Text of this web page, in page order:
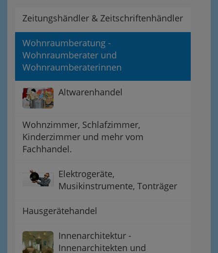
Zeitungshändler & Zeitschriftenhändler
Wohnraumberatung -
Wohnraumberater und
Wohnraumberaterinnen
Altwarenhandel
Wohnzimmer, Schlafzimmer,
Kinderzimmer und mehr vom
Fachhandel.
Elektrogeräte,
Musikinstrumente, Tonträger
Hausgerätehandel
Innenarchitektur -
Innenarchitekten und